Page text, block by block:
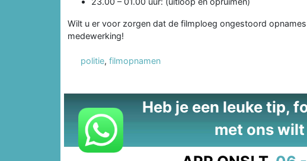
Wilt u er voor zorgen dat de filmploeg ongestoord
medewerking!
politie, filmopnamen
Heb je een leuke tip,
met ons